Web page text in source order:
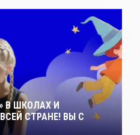
В ШКОЛАХ И
СТРАНЕ! ВЫ С